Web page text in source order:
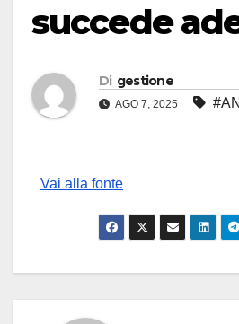
succede
Di gestione
AGO 7, 2025
Vai alla fonte